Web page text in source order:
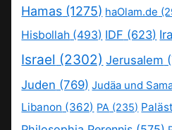
Hamas (1275) haOlam.de
Hisbollah (493) IDF (623)
Israel (2302) Jerusalem
Juden (769) Judäa und
Libanon (362) PA (235)